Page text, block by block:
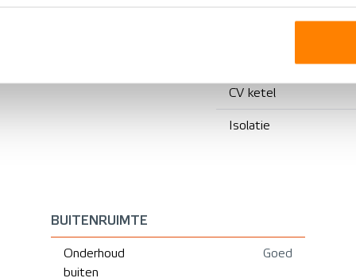
Warm water
CV ketel
Isolatie
BUITENRUIMTE
Onderhoud
buiten
Goed